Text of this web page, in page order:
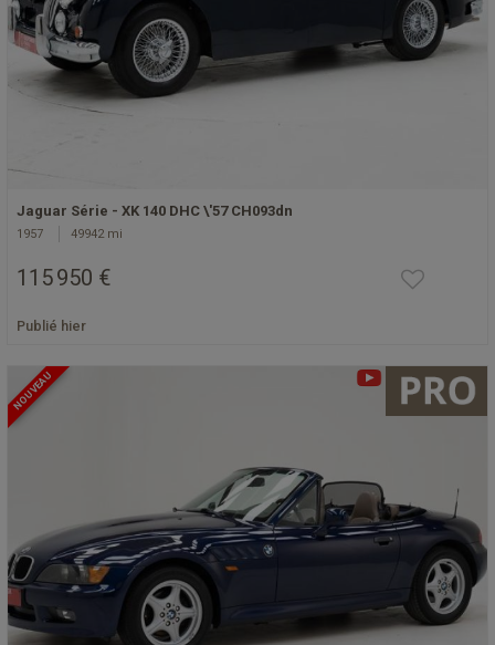
Jaguar Série - XK 140 DHC \'57 CH093dn
1957 49942 mi
115 950 €
Publié hier
NOUVEAU